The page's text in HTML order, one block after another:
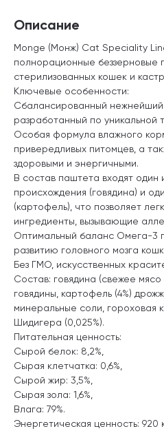
Описание
Monge (Монж) Cat Speciality
полнорационные беззерновые
стерилизованных кошек и
Ключевые особенности:
Сбалансированный
разработанный по уникальной
Особая формула влажного
привередливых питомцев, а
здоровыми и энергичными.
В состав паштета входят один
происхождения (говядина) и
(картофель), что позволяет
ингредиенты, вызывающие
Оптимальный баланс Омега-3
развитию головного мозга
Без ГМО, искусственных
Состав: говядина (свежее мясо
говядины, картофель (4%)
минеральные соли, гороховая
Шидигера (0,025%).
Питательная ценность:
Сырой белок: 8,2%,
Сырая клетчатка: 0,6%,
Сырой жир: 3,5%,
Сырая зола: 1,6%,
Влага: 79%.
Энергетическая ценность: 920